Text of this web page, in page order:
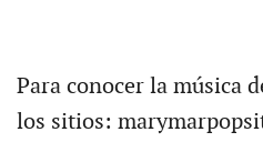
Para conocer la música
los sitios: